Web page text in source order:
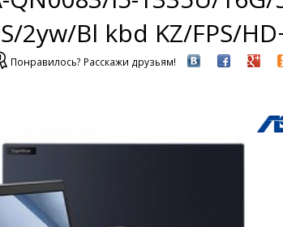
2yw/Bl kbd KZ/FPS/
Понравилось? Расскажи друзьям!